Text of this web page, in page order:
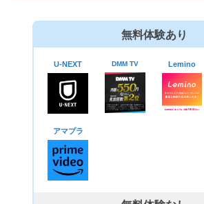
無料体験あり
U-NEXT DMM TV Lemino
アマプラ